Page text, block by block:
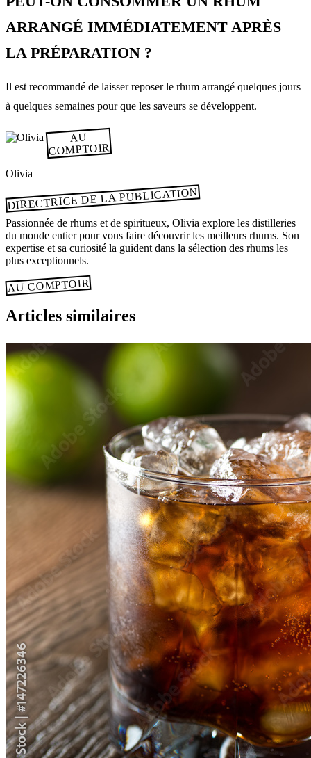
ARRANGÉ IMMÉDIATEMENT APRÈS
LA PRÉPARATION ?
Il est recommandé de laisser reposer le rhum arrangé quelques jours
à quelques semaines pour que les saveurs se développent.
AU
COMPTOIR
Olivia
DIRECTRICE DE LA PUBLICATION
Passionnée de rhums et de spiritueux, Olivia explore les distilleries
du monde entier pour vous faire découvrir les meilleurs rhums. Son
expertise et sa curiosité la guident dans la sélection des rhums les
plus exceptionnels.
AU COMPTOIR
Articles similaires